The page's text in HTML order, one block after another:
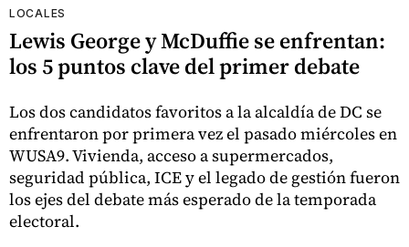
LOCALES
Lewis George y McDuffie se enfrentan:
los 5 puntos clave del primer debate
Los dos candidatos favoritos a la alcaldía de DC se
enfrentaron por primera vez el pasado miércoles en
WUSA9. Vivienda, acceso a supermercados,
seguridad pública, ICE y el legado de gestión fueron
los ejes del debate más esperado de la temporada
electoral.